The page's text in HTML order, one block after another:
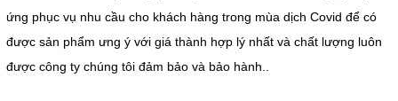
ứng phục vụ nhu cầu cho khách hàng trong mùa dịch Covid để có
được sản phẩm ưng ý với giá thành hợp lý nhất và chất lượng luôn
được công ty chúng tôi đảm bảo và bảo hành..